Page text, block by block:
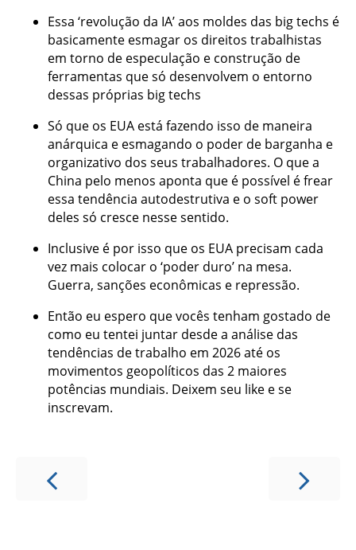
Essa ‘revolução da IA’ aos moldes das big techs é
basicamente esmagar os direitos trabalhistas
em torno de especulação e construção de
ferramentas que só desenvolvem o entorno
dessas próprias big techs
Só que os EUA está fazendo isso de maneira
anárquica e esmagando o poder de barganha e
organizativo dos seus trabalhadores. O que a
China pelo menos aponta que é possível é frear
essa tendência autodestrutiva e o soft power
deles só cresce nesse sentido.
Inclusive é por isso que os EUA precisam cada
vez mais colocar o ‘poder duro’ na mesa.
Guerra, sanções econômicas e repressão.
Então eu espero que vocês tenham gostado de
como eu tentei juntar desde a análise das
tendências de trabalho em 2026 até os
movimentos geopolíticos das 2 maiores
potências mundiais. Deixem seu like e se
inscrevam.